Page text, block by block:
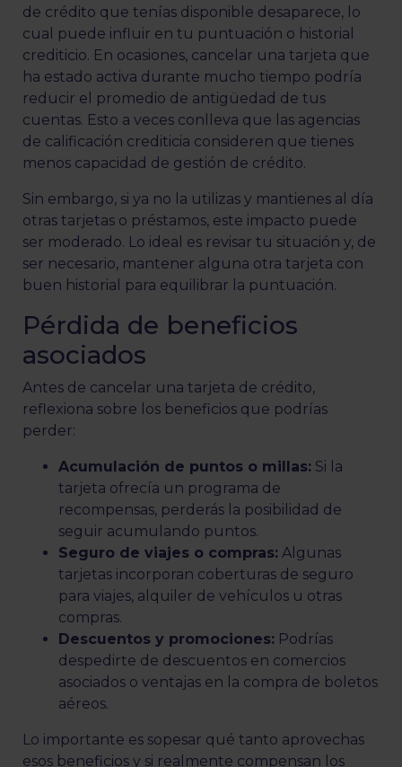
de crédito que tenías disponible desaparece, lo
cual puede influir en tu puntuación o historial
crediticio. En ocasiones, cancelar una tarjeta que
ha estado activa durante mucho tiempo podría
reducir el promedio de antigüedad de tus
cuentas. Esto a veces conlleva que las agencias
de calificación crediticia consideren que tienes
menos capacidad de gestión de crédito.
Sin embargo, si ya no la utilizas y mantienes al día
otras tarjetas o préstamos, este impacto puede
ser moderado. Lo ideal es revisar tu situación y, de
ser necesario, mantener alguna otra tarjeta con
buen historial para equilibrar la puntuación.
Pérdida de beneficios
asociados
Antes de cancelar una tarjeta de crédito,
reflexiona sobre los beneficios que podrías
perder:
Acumulación de puntos o millas: Si la
tarjeta ofrecía un programa de
recompensas, perderás la posibilidad de
seguir acumulando puntos.
Seguro de viajes o compras: Algunas
tarjetas incorporan coberturas de seguro
para viajes, alquiler de vehículos u otras
compras.
Descuentos y promociones: Podrías
despedirte de descuentos en comercios
asociados o ventajas en la compra de boletos
aéreos.
Lo importante es sopesar qué tanto aprovechas
esos beneficios y si realmente compensan los